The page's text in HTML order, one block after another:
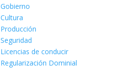
Gobierno
Cultura
Producción
Seguridad
Licencias de conducir
Regularización Dominial